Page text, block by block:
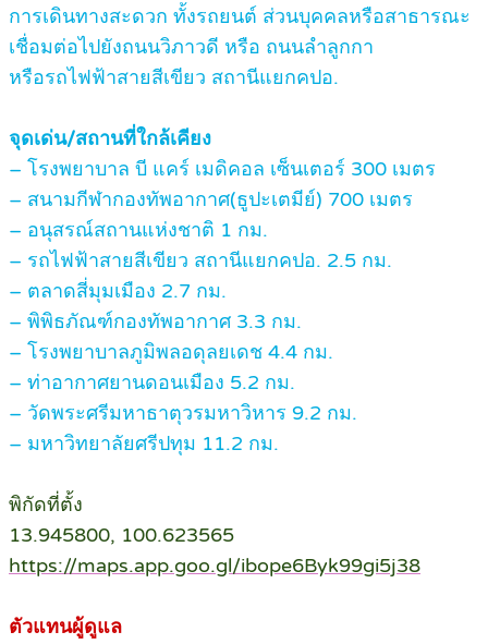
การเดินทางสะดวก ทั้งรถยนต์ ส่วนบุคคลหรือสาธารณะ
เชื่อมต่อไปยังถนนวิภาวดี หรือ ถนนลำลูกกา
หรือรถไฟฟ้าสายสีเขียว สถานีแยกคปอ.
จุดเด่น/สถานที่ใกล้เคียง
– โรงพยาบาล บี แคร์ เมดิคอล เซ็นเตอร์ 300 เมตร
– สนามกีฬากองทัพอากาศ(ธูปะเตมีย์) 700 เมตร
– อนุสรณ์สถานแห่งชาติ 1 กม.
– รถไฟฟ้าสายสีเขียว สถานีแยกคปอ. 2.5 กม.
– ตลาดสี่มุมเมือง 2.7 กม.
– พิพิธภัณฑ์กองทัพอากาศ 3.3 กม.
– โรงพยาบาลภูมิพลอดุลยเดช 4.4 กม.
– ท่าอากาศยานดอนเมือง 5.2 กม.
– วัดพระศรีมหาธาตุวรมหาวิหาร 9.2 กม.
– มหาวิทยาลัยศรีปทุม 11.2 กม.
พิกัดที่ตั้ง
13.945800, 100.623565
https://maps.app.goo.gl/ibope6Byk99gi5j38
ตัวแทนผู้ดูแล